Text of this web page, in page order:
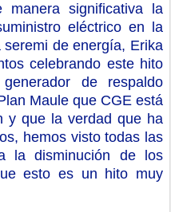
manera significativa la
eléctrico en la
seremi de energía, Erika
celebrando este hito
de respaldo
lan Maule que CGEestá
y que la verdad que ha
, hemos visto todas las
la disminución de los
esto es un hito muy